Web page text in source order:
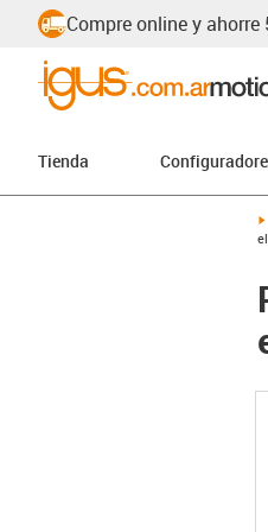
Compre online y ahorre
Tienda